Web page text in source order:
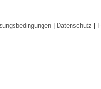
| Datenschutz |